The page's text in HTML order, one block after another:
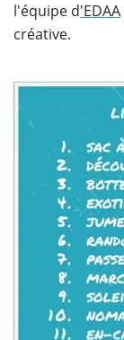
l'équipe d'EDAA
créative.​